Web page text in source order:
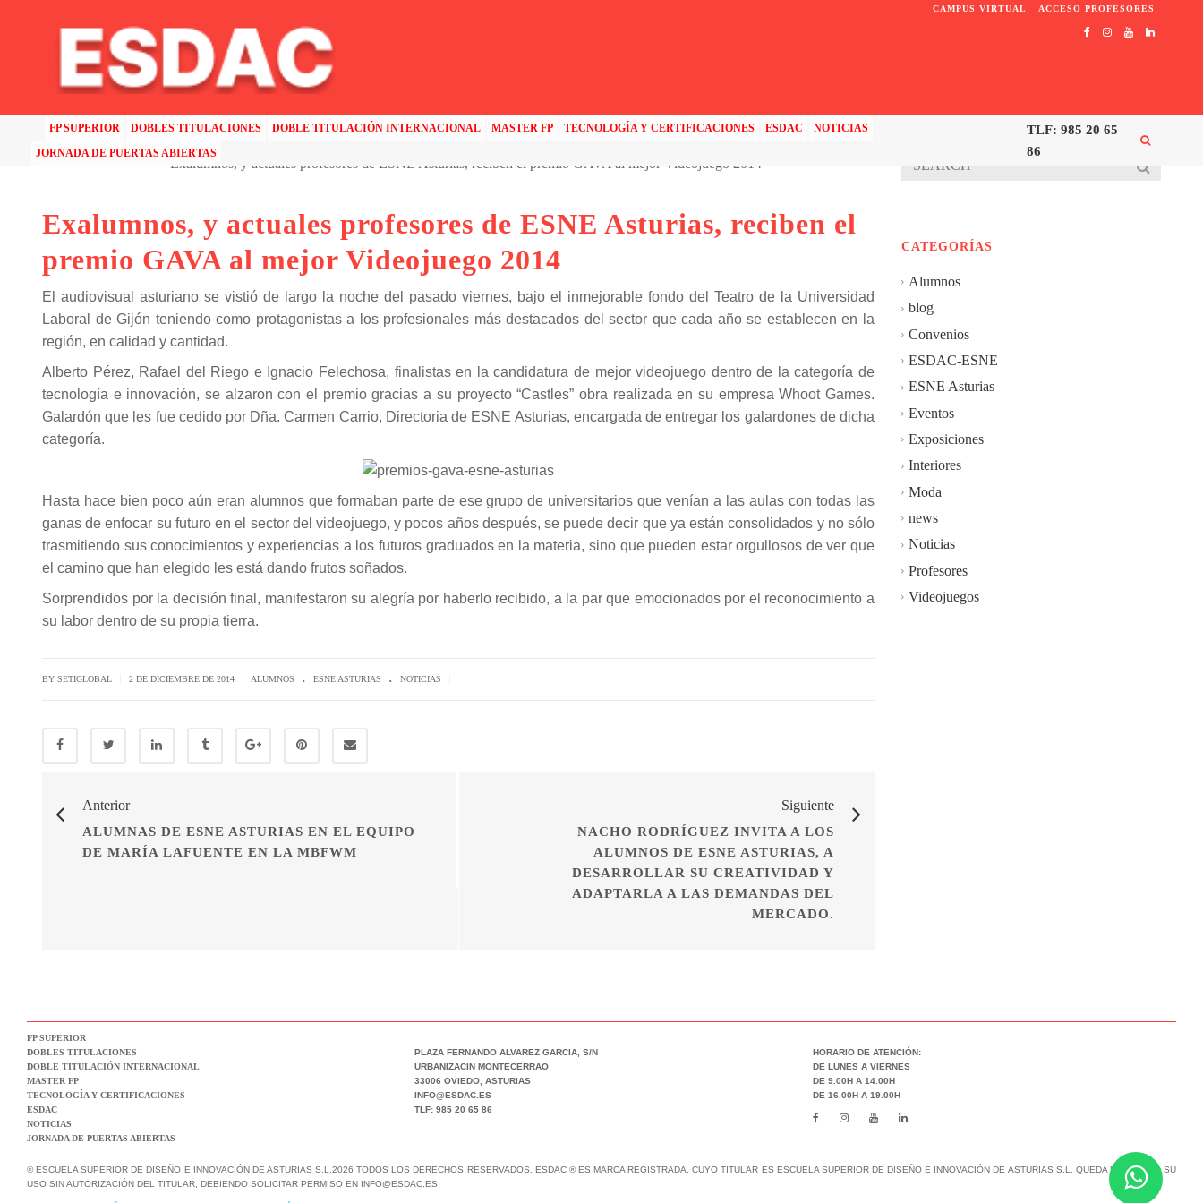
CAMPUS VIRTUAL ACCESO PROFESORES
FP SUPERIOR DOBLES TITULACIONES DOBLE TITULACIÓN INTERNACIONAL MASTER FP TECNOLOGÍA Y CERTIFICACIONES ESDAC
NOTICIAS
JORNADA DE PUERTAS ABIERTAS
TLF: 985 20 65
86
Exalumnos, y actuales profesores de ESNE Asturias, reciben el
premio GAVA al mejor Videojuego 2014
El audiovisual asturiano se vistió de largo la noche del pasado viernes, bajo el inmejorable fondo del Teatro de la Universidad
Laboral de Gijón teniendo como protagonistas a los profesionales más destacados del sector que cada año se establecen en la
región, en calidad y cantidad.
Alberto Pérez, Rafael del Riego e Ignacio Felechosa, finalistas en la candidatura de mejor videojuego dentro de la categoría de
tecnología e innovación, se alzaron con el premio gracias a su proyecto “Castles” obra realizada en su empresa Whoot Games.
Galardón que les fue cedido por Dña. Carmen Carrio, Directoria de ESNE Asturias, encargada de entregar los galardones de dicha
categoría.
Hasta hace bien poco aún eran alumnos que formaban parte de ese grupo de universitarios que venían a las aulas con todas las
ganas de enfocar su futuro en el sector del videojuego, y pocos años después, se puede decir que ya están consolidados y no sólo
trasmitiendo sus conocimientos y experiencias a los futuros graduados en la materia, sino que pueden estar orgullosos de ver que
el camino que han elegido les está dando frutos soñados.
Sorprendidos por la decisión final, manifestaron su alegría por haberlo recibido, a la par que emocionados por el reconocimiento a
su labor dentro de su propia tierra.
BY SETIGLOBAL 2 DE DICIEMBRE DE 2014 ALUMNOS . ESNE ASTURIAS . NOTICIAS
Anterior
ALUMNAS DE ESNE ASTURIAS EN EL EQUIPO
DE MARÍA LAFUENTE EN LA MBFWM
Siguiente
NACHO RODRÍGUEZ INVITA A LOS
ALUMNOS DE ESNE ASTURIAS, A
DESARROLLAR SU CREATIVIDAD Y
ADAPTARLA A LAS DEMANDAS DEL
MERCADO.
CATEGORÍAS
Alumnos
blog
Convenios
ESDAC-ESNE
ESNE Asturias
Eventos
Exposiciones
Interiores
Moda
news
Noticias
Profesores
Videojuegos
FP SUPERIOR
DOBLES TITULACIONES
DOBLE TITULACIÓN INTERNACIONAL
MASTER FP
TECNOLOGÍA Y CERTIFICACIONES
ESDAC
NOTICIAS
JORNADA DE PUERTAS ABIERTAS
PLAZA FERNANDO ALVAREZ GARCIA, S/N
URBANIZACIN MONTECERRAO
33006 OVIEDO, ASTURIAS
INFO@ESDAC.ES
TLF: 985 20 65 86
HORARIO DE ATENCIÓN:
DE LUNES A VIERNES
DE 9.00H A 14.00H
DE 16.00H A 19.00H
© ESCUELA SUPERIOR DE DISEÑO E INNOVACIÓN DE ASTURIAS S.L.2026 TODOS LOS DERECHOS RESERVADOS. ESDAC ® ES MARCA REGISTRADA, CUYO TITULAR ES ESCUELA SUPERIOR DE DISEÑO E INNOVACIÓN DE ASTURIAS S.L. QUEDA PROHIBIDO SU
USO SIN AUTORIZACIÓN DEL TITULAR, DEBIENDO SOLICITAR PERMISO EN INFO@ESDAC.ES